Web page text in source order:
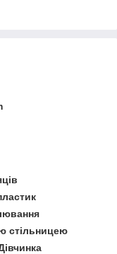
стільницею